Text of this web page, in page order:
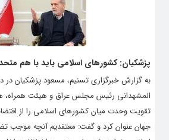
پزشکیان: کشورهای اسلامی باید با هم
به گزارش خبرگزاری تسنیم، مسعود پزشکیان در
المشهدانى رئیس مجلس عراق و هیئت همراه،
تقویت وحدت میان کشورهای اسلامی را از
جهان عنوان کرد و گفت: معتقدیم آنچه موجب